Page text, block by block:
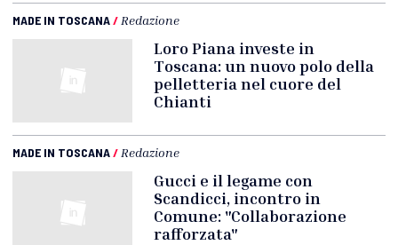
MADE IN TOSCANA/ Redazione
Loro Piana investe in
Toscana: un nuovo polo della
pelletteria nel cuore del
Chianti
MADE IN TOSCANA/ Redazione
Gucci e il legame con
Scandicci, incontro in
Comune: "Collaborazione
rafforzata"